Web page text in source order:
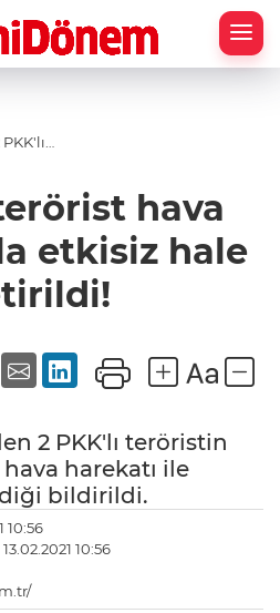
PKK'lı
hale
hava
etkisiz hale
2 PKK'lı teröristin
harekatı ile
bildirildi.
10:56
10:56